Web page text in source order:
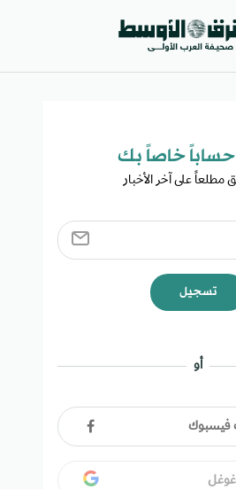
خاصاً بك​
على آخر الأخبار
تسجيل
أو
فيسبوك